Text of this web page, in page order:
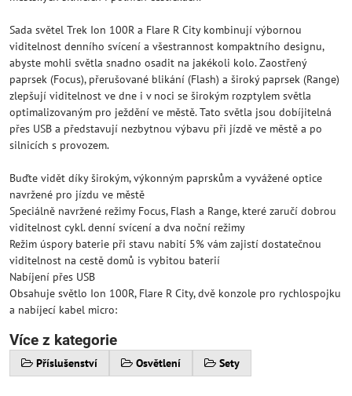
Sada světel Trek Ion 100R a Flare R City kombinují výbornou
viditelnost denního svícení a všestrannost kompaktního designu,
abyste mohli světla snadno osadit na jakékoli kolo. Zaostřený
paprsek (Focus), přerušované blikání (Flash) a široký paprsek (Range)
zlepšují viditelnost ve dne i v noci se širokým rozptylem světla
optimalizovaným pro ježdění ve městě. Tato světla jsou dobíjitelná
přes USB a představují nezbytnou výbavu při jízdě ve městě a po
silnicích s provozem.
Buďte vidět díky širokým, výkonným paprskům a vyvážené optice
navržené pro jízdu ve městě
Speciálně navržené režimy Focus, Flash a Range, které zaručí dobrou
viditelnost cykl. denní svícení a dva noční režimy
Režim úspory baterie při stavu nabití 5% vám zajistí dostatečnou
viditelnost na cestě domů is vybitou baterií
Nabíjení přes USB
Obsahuje světlo Ion 100R, Flare R City, dvě konzole pro rychlospojku
a nabíjecí kabel micro:
Více z kategorie
Příslušenství Osvětlení Sety